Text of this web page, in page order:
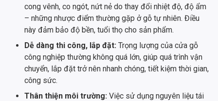
cong vênh, co ngót, nứt nẻ do thay đổi nhiệt độ, độ ẩm
– những nhược điểm thường gặp ở gỗ tự nhiên. Điều
này đảm bảo độ bền, tuổi thọ cho sản phẩm.
Dễ dàng thi công, lắp đặt: Trọng lượng của cửa gỗ
công nghiệp thường không quá lớn, giúp quá trình vận
chuyển, lắp đặt trở nên nhanh chóng, tiết kiệm thời gian,
công sức.
Thân thiện môi trường: Việc sử dụng nguyên liệu tái